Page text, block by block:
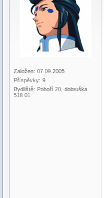
Založen: 07.09.2005
Příspěvky: 9
Bydliště: Pohoří 20, dobruška
518 01